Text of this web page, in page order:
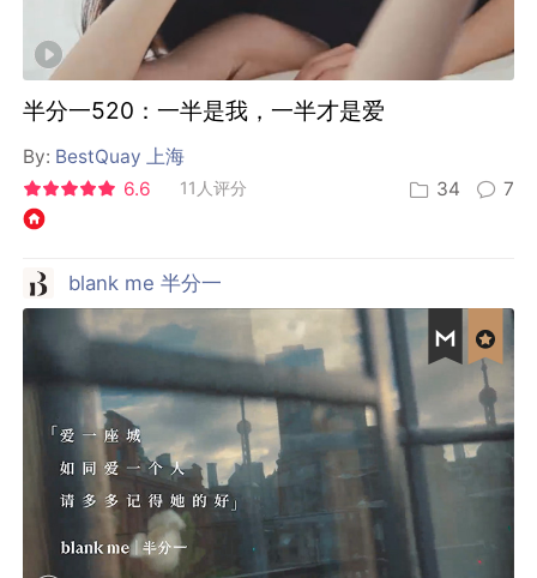
半分一520：一半是我，一半才是爱
By: BestQuay 上海
6.6
11人评分 34 7
blank me 半分一